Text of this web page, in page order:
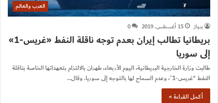
العرب والعالم
برواز
15 أغسطس، 2019 0
بريطانيا تطالب إيران بعدم توجه ناقلة النفط «غريس-1»
إلى سوريا
طالبت وزارة الخارجية البريطانية، اليوم الأربعاء، طهران بالالتزام بتعهداتها الخاصة بناقلة
النفط “غريس-1″، وعدم السماح لها بالتوجه إلى سوريا. وقال…
أكمل القراءة »